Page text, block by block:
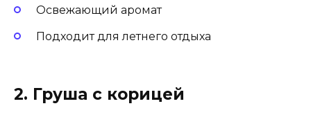
Освежающий аромат
Подходит для летнего отдыха
2. Груша с корицей